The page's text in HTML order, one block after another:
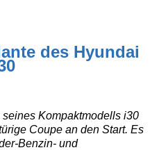
des Hyundai
Kompaktmodells i30
Coupe an den Start. Es
Benzin- und